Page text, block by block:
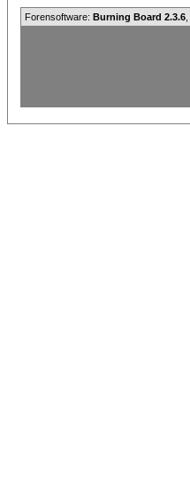
Forensoftware: Burning Board 2.3.6